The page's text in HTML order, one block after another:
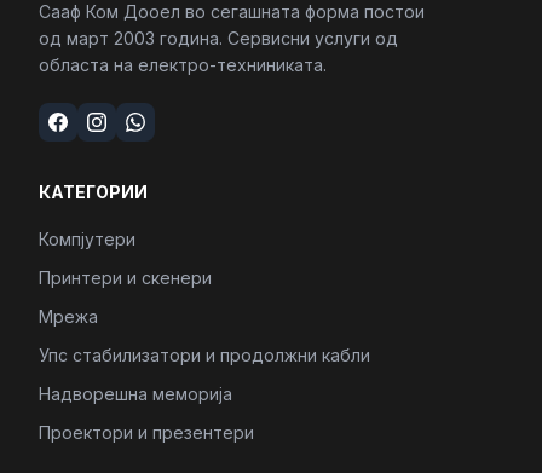
Сааф Ком Дооел во сегашната форма постои
од март 2003 година. Сервисни услуги од
областа на електро-техниниката.
КАТЕГОРИИ
Компјутери
Принтери и скенери
Мрежа
Упс стабилизатори и продолжни кабли
Надворешна меморија
Проектори и презентери